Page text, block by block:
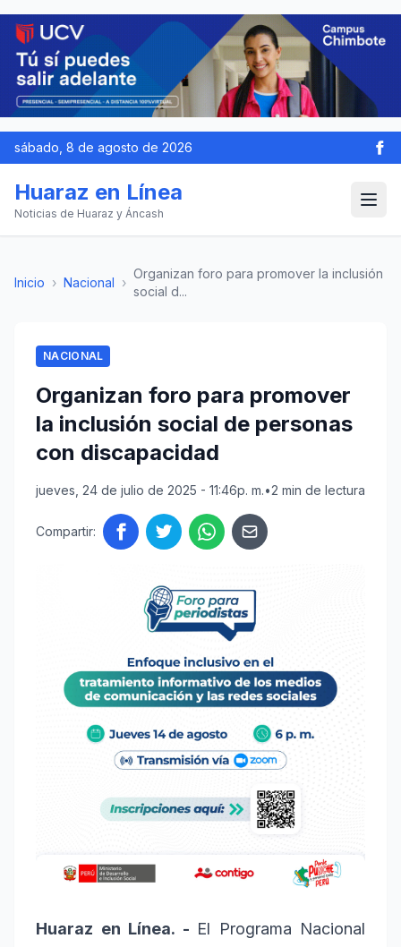
sábado, 8 de agosto de 2026
Huaraz en Línea
Noticias de Huaraz y Áncash
Inicio › Nacional ›
Organizan foro para promover la inclusión
social d...
NACIONAL
Organizan foro para promover
la inclusión social de personas
con discapacidad
jueves, 24 de julio de 2025 - 11:46p. m.•2 min de lectura
Compartir:
Huaraz en Línea. - El Programa Nacional